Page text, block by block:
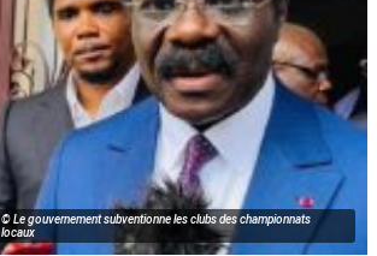
© Le gouvernement subventionne les clubs des championnats
locaux